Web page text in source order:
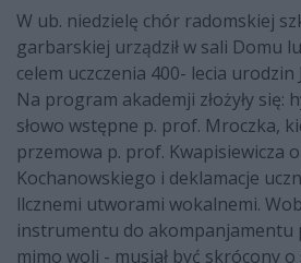
W ub. niedzielę chór radomskiej
garbarskiej urządził w sali Domu
celem uczczenia 400- lecia urodzin
Na program akademji złożyły się:
słowo wstępne p. prof. Mroczka,
przemowa p. prof. Kwapisiewicza
Kochanowskiego i deklamacje
llcznemi utworami wokalnemi.
instrumentu do akompanjamentu
mimo woli - musiał być skrócony